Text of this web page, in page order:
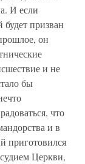
И если
призван
он
и не
бы
что
и в
приготовился
Церкви,